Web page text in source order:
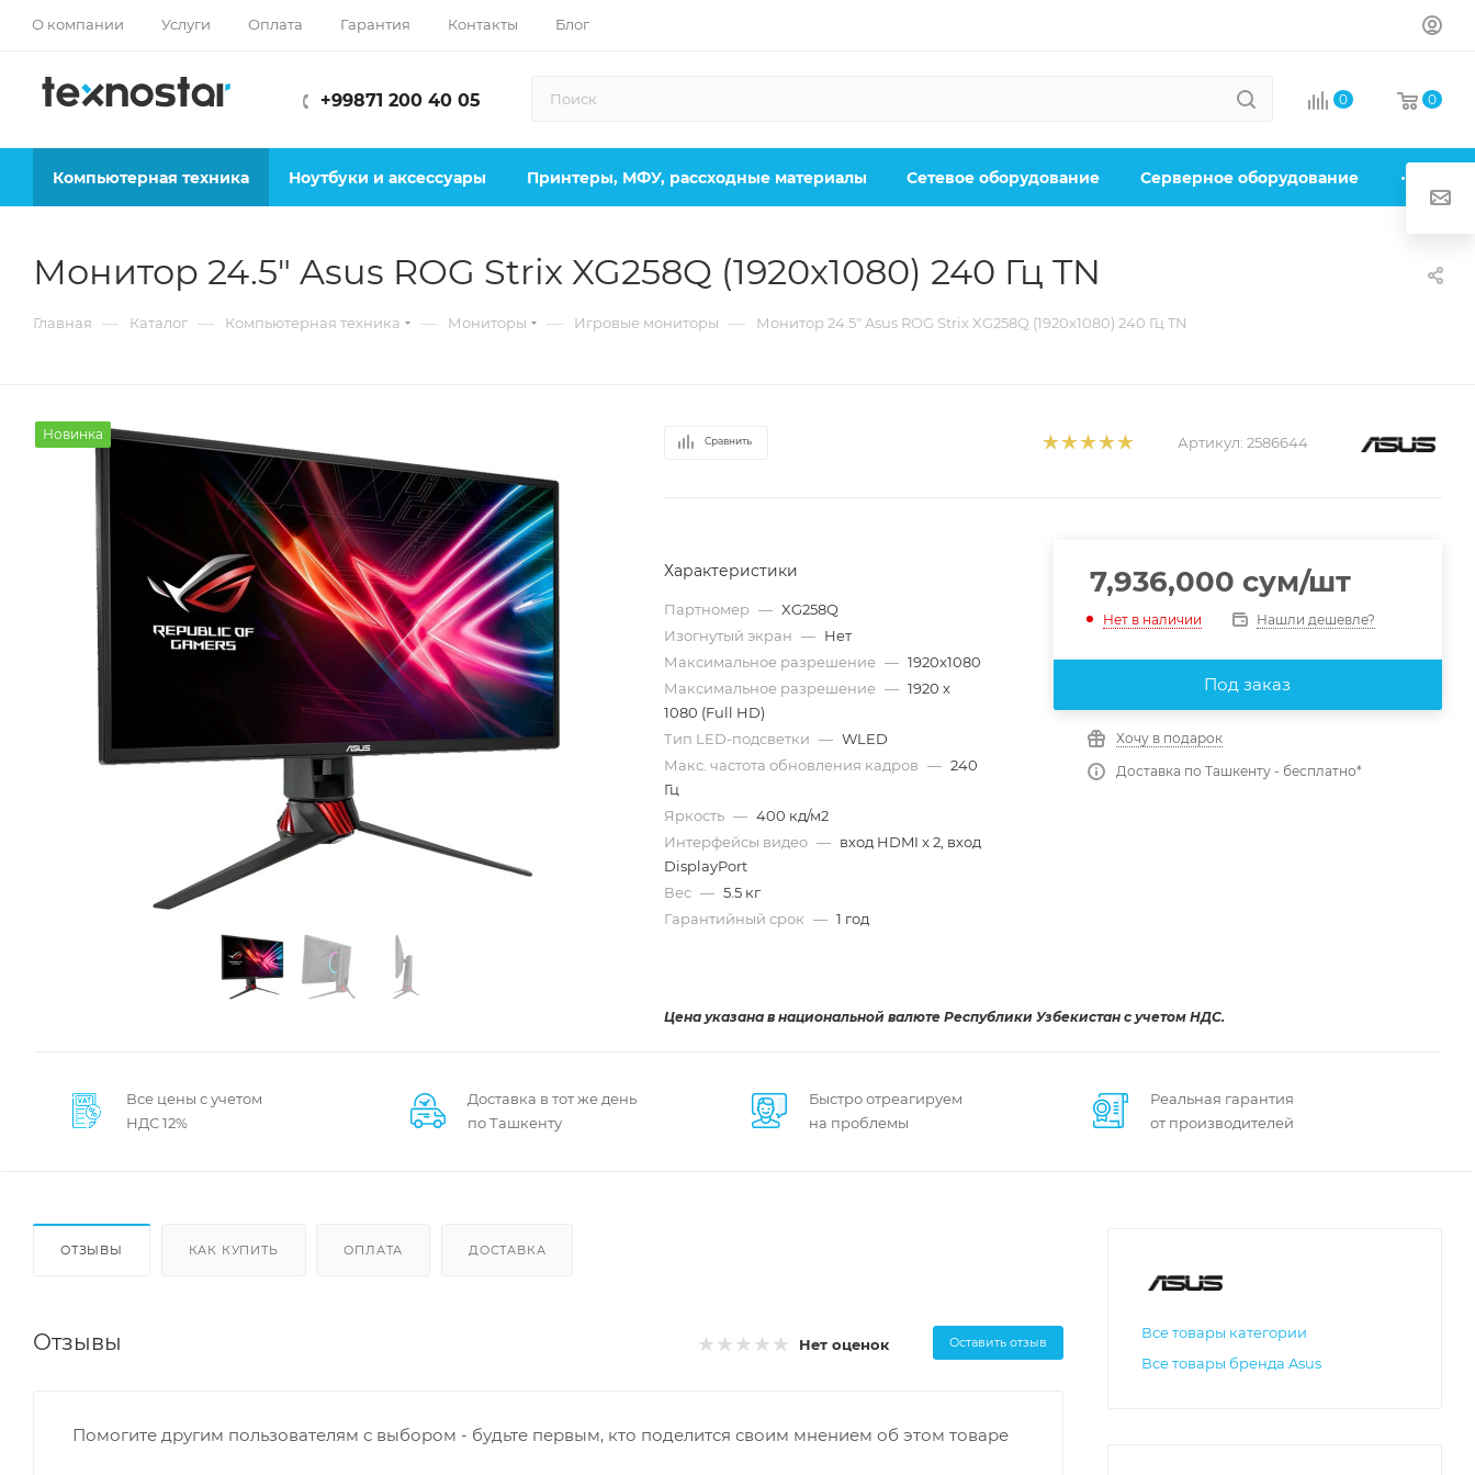
О компании Услуги Оплата Гарантия Контакты Блог
+99871 200 40 05 0 0
Компьютерная техника Ноутбуки и аксессуары Принтеры, МФУ, рассходные материалы Сетевое оборудование Серверное оборудование
Монитор 24.5" Asus ROG Strix XG258Q (1920x1080) 240 Гц TN
Главная — Каталог — Компьютерная техника — Мониторы — Игровые мониторы — Монитор 24.5" Asus ROG Strix XG258Q (1920x1080) 240 Гц TN
Новинка Сравнить Артикул: 2586644
Характеристики
Партномер — XG258Q
Изогнутый экран — Нет
Максимальное разрешение — 1920x1080
Максимальное разрешение — 1920 x
1080 (Full HD)
Тип LED-подсветки — WLED
Макс. частота обновления кадров — 240
Гц
Яркость — 400 кд/м2
Интерфейсы видео — вход HDMI x 2, вход
DisplayPort
Вес — 5.5 кг
Гарантийный срок — 1 год
7,936,000 сум/шт
Нет в наличии Нашли дешевле?
Под заказ
Хочу в подарок
Доставка по Ташкенту - бесплатно*
Цена указана в национальной валюте Республики Узбекистан с учетом НДС.
Все цены с учетом
НДС 12%
Доставка в тот же день
по Ташкенту
Быстро отреагируем
на проблемы
Реальная гарантия
от производителей
ОТЗЫВЫ КАК КУПИТЬ ОПЛАТА ДОСТАВКА
Отзывы Нет оценок Оставить отзыв
Помогите другим пользователям с выбором - будьте первым, кто поделится своим мнением об этом товаре
Все товары категории
Все товары бренда Asus